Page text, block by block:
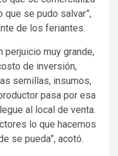
se pudo salvar”,
de los feriantes.
perjuicio muy grande,
de inversión,
semillas, insumos,
pasa por esa
al local de venta.
lo que hacemos
se pueda”, acotó.